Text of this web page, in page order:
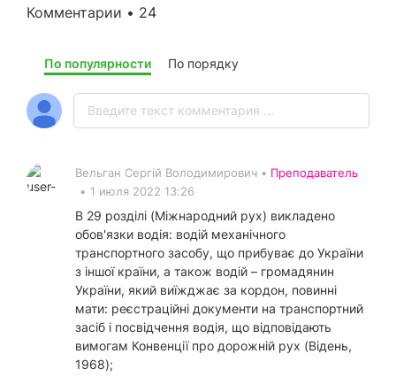
Комментарии • 24
По популярности По порядку
Вельган Сергій Володимирович • Преподаватель
• 1 июля 2022 13:26
В 29 розділі (Міжнародний рух) викладено
обов'язки водія: водій механічного
транспортного засобу, що прибуває до України
з іншої країни, а також водій – громадянин
України, який виїжджає за кордон, повинні
мати: реєстраційні документи на транспортний
засіб і посвідчення водія, що відповідають
вимогам Конвенції про дорожній рух (Відень,
1968);